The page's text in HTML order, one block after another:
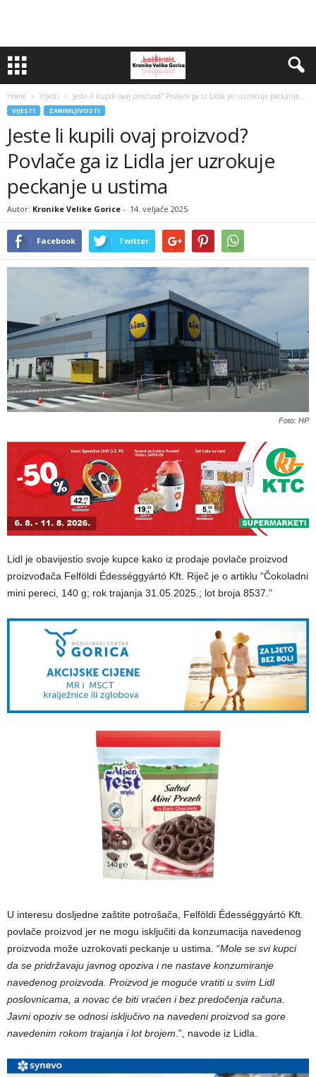
Home Vijesti Jeste li kupili ovaj proizvod? Povlače ga iz Lidla jer uzrokuje peckanje...
VIJESTI ZANIMLJIVOSTI
Jeste li kupili ovaj proizvod?
Povlače ga iz Lidla jer uzrokuje
peckanje u ustima
Autor: Kronike Velike Gorice - 14. veljače 2025
Facebook Twitter
Foto: HP
Lidl je obavijestio svoje kupce kako iz prodaje povlače proizvod
proizvođača Felföldi Édességgyártó Kft. Riječ je o artiklu “Čokoladni
mini pereci, 140 g; rok trajanja 31.05.2025.; lot broja 8537.”
U interesu dosljedne zaštite potrošača, Felföldi Édességgyártó Kft.
povlače proizvod jer ne mogu isključiti da konzumacija navedenog
proizvoda može uzrokovati peckanje u ustima. “Mole se svi kupci
da se pridržavaju javnog opoziva i ne nastave konzumiranje
navedenog proizvoda. Proizvod je moguće vratiti u svim Lidl
poslovnicama, a novac će biti vraćen i bez predočenja računa.
Javni opoziv se odnosi isključivo na navedeni proizvod sa gore
navedenim rokom trajanja i lot brojem.”, navode iz Lidla.